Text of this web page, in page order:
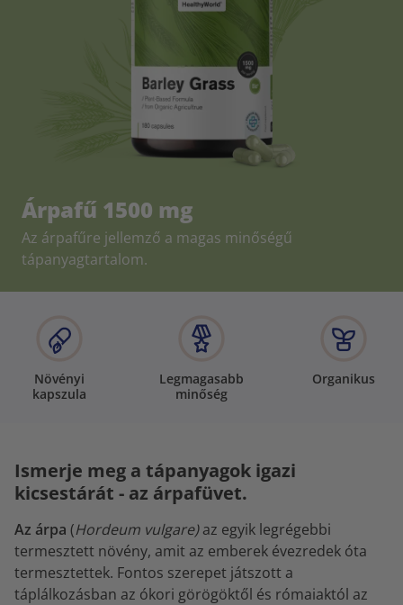
Árpafű 1500 mg
Az árpafűre jellemző a magas minőségű
tápanyagtartalom.
Növényi
kapszula
Legmagasabb
minőség
Organikus
Ismerje meg a tápanyagok igazi
kicsestárát - az árpafüvet.
Az árpa (Hordeum vulgare)az egyik legrégebbi
termesztett növény, amit az emberek évezredek óta
termesztettek. Fontos szerepet játszott a
táplálkozásban az ókori görögöktől és rómaiaktól az